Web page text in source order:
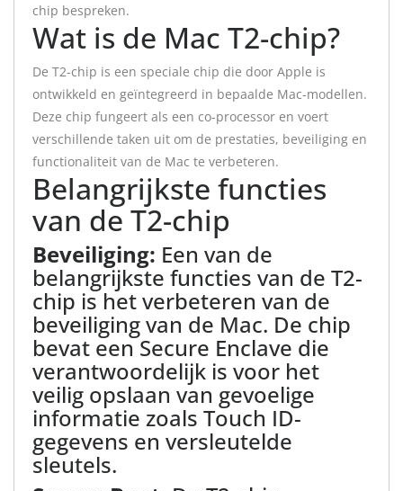
chip bespreken.
Wat is de Mac T2-chip?
De T2-chip is een speciale chip die door Apple is
ontwikkeld en geïntegreerd in bepaalde Mac-modellen.
Deze chip fungeert als een co-processor en voert
verschillende taken uit om de prestaties, beveiliging en
functionaliteit van de Mac te verbeteren.
Belangrijkste functies
van de T2-chip
Beveiliging: Een van de
belangrijkste functies van de T2-
chip is het verbeteren van de
beveiliging van de Mac. De chip
bevat een Secure Enclave die
verantwoordelijk is voor het
veilig opslaan van gevoelige
informatie zoals Touch ID-
gegevens en versleutelde
sleutels.